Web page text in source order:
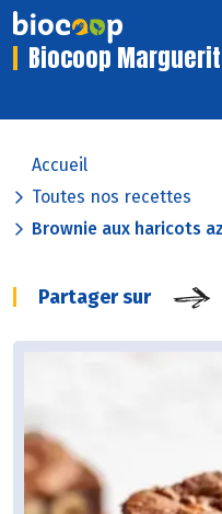
Biocoop
Accueil
Toutes nos recettes
Brownie aux haricots
Partager sur